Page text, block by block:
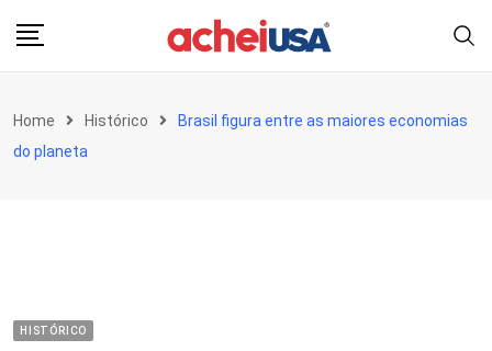
Home Histórico
Brasil figura entre as maiores economias
do planeta
HISTÓRICO